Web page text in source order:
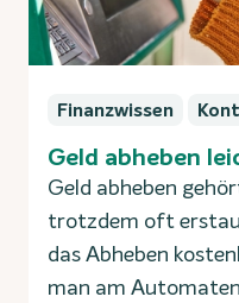
Finanzwissen
Geld abheben
Geld abheben
trotzdem oft
das Abheben
man am